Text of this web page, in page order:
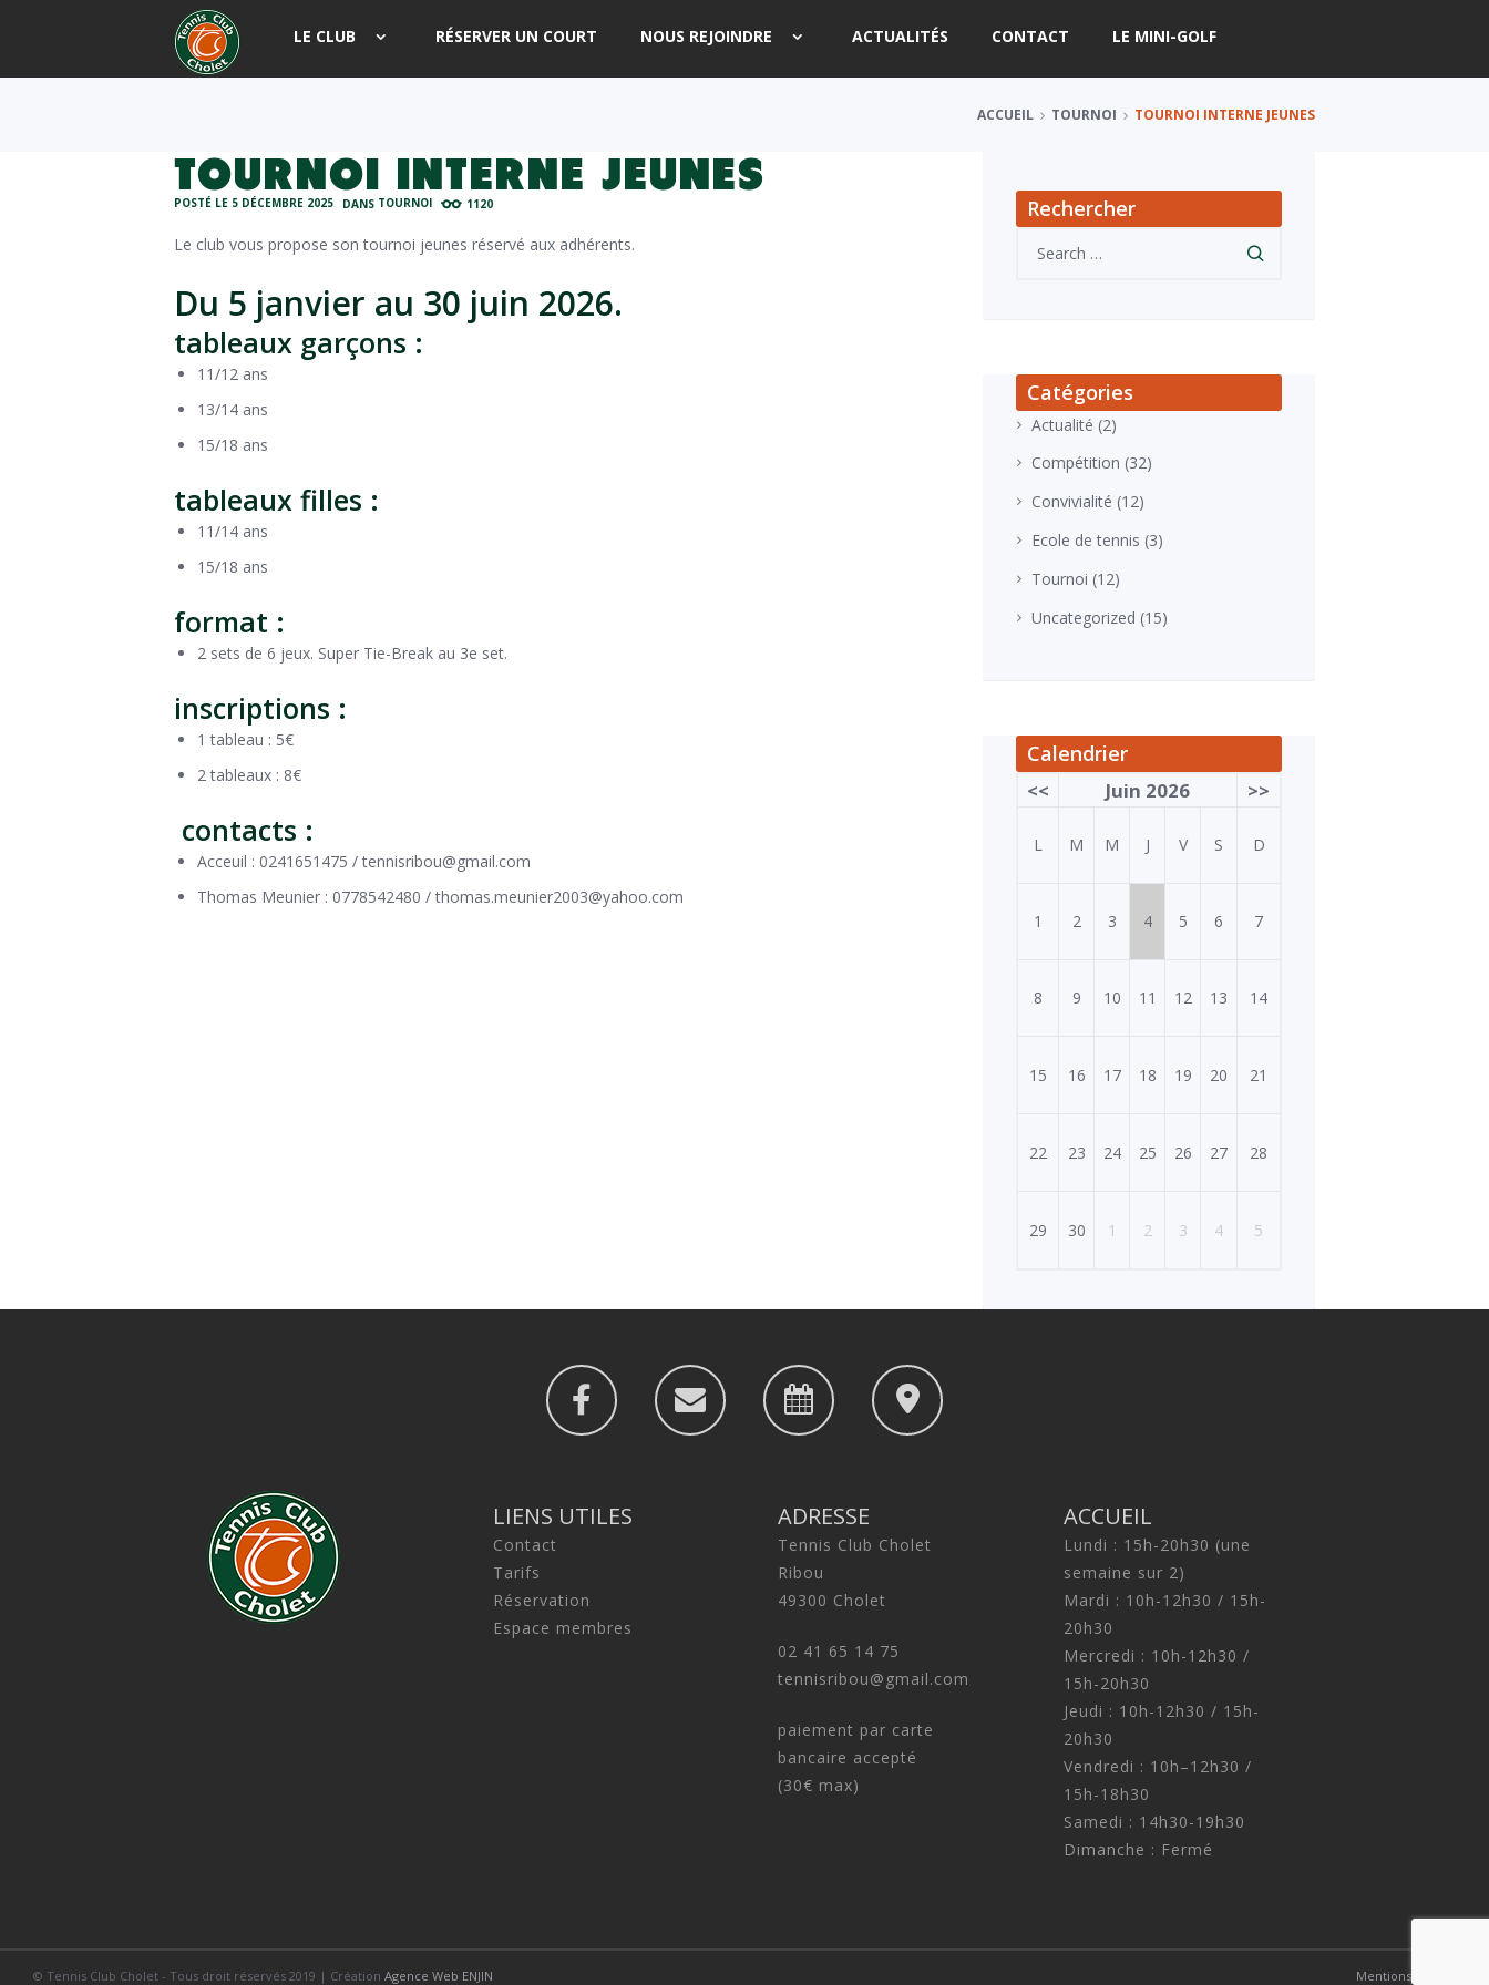
LE CLUB RÉSERVER UN COURT NOUS REJOINDRE ACTUALITÉS CONTACT LE MINI-GOLF
ACCUEIL TOURNOI TOURNOI INTERNE JEUNES
TOURNOI INTERNE JEUNES
POSTÉ LE 5 DÉCEMBRE 2025 DANS TOURNOI 1120
Le club vous propose son tournoi jeunes réservé aux adhérents.
Du 5 janvier au 30 juin 2026.
tableaux garçons :
11/12 ans
13/14 ans
15/18 ans
tableaux filles :
11/14 ans
15/18 ans
format :
2 sets de 6 jeux. Super Tie-Break au 3e set.
inscriptions :
1 tableau : 5€
2 tableaux : 8€
contacts :
Acceuil : 0241651475 / tennisribou@gmail.com
Thomas Meunier : 0778542480 / thomas.meunier2003@yahoo.com
Rechercher
Catégories
Actualité (2)
Compétition (32)
Convivialité (12)
Ecole de tennis (3)
Tournoi (12)
Uncategorized (15)
Calendrier
<< Juin 2026 >>
L M M J V S D
1 2 3 4 5 6 7
8 9 10 11 12 13 14
15 16 17 18 19 20 21
22 23 24 25 26 27 28
29 30 1 2 3 4 5
LIENS UTILES
Contact
Tarifs
Réservation
Espace membres
ADRESSE
Tennis Club Cholet
Ribou
49300 Cholet
02 41 65 14 75
tennisribou@gmail.com
paiement par carte
bancaire accepté
(30€ max)
ACCUEIL
Lundi : 15h-20h30 (une
semaine sur 2)
Mardi : 10h-12h30 / 15h-
20h30
Mercredi : 10h-12h30 /
15h-20h30
Jeudi : 10h-12h30 / 15h-
20h30
Vendredi : 10h–12h30 /
15h-18h30
Samedi : 14h30-19h30
Dimanche : Fermé
© Tennis Club Cholet - Tous droit réservés 2019 | Création Agence Web ENJIN Mentions légales